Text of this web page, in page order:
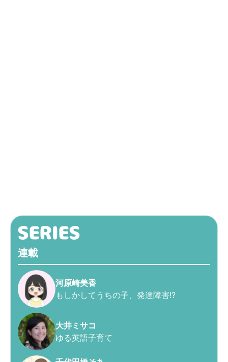
連載
河原崎美香
もしかしてうちの子、発達障害!?
大井ミサコ
ゆる英語子育て